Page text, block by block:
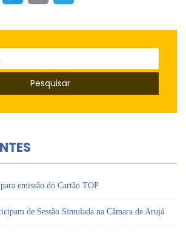
emissão do Cartão TOP
de Sessão Simulada na Câmara de Arujá